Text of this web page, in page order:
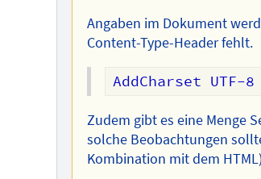
Angaben im Dokument
Content-Type-Header fehlt.
Zudem gibt es eine Menge
solche Beobachtungen
Kombination mit dem